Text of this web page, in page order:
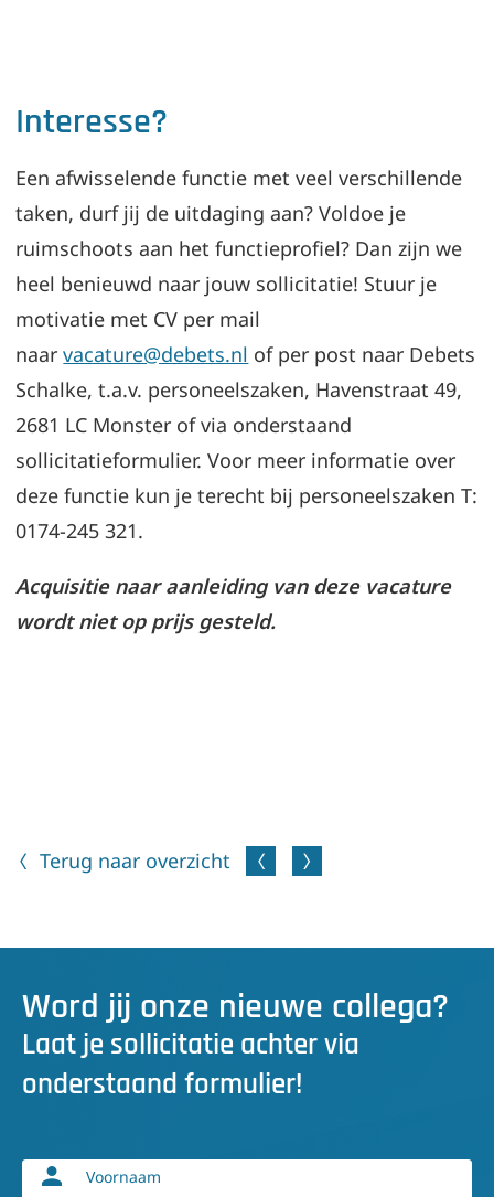
Interesse?
Een afwisselende functie met veel verschillende
taken, durf jij de uitdaging aan? Voldoe je
ruimschoots aan het functieprofiel? Dan zijn we
heel benieuwd naar jouw sollicitatie! Stuur je
motivatie met CV per mail
naarvacature@debets.nl of per post naar Debets
Schalke, t.a.v. personeelszaken, Havenstraat 49,
2681 LC Monster of via onderstaand
sollicitatieformulier. Voor meer informatie over
deze functie kun je terecht bij personeelszaken T:
0174-245 321.
Acquisitie naar aanleiding van deze vacature
wordt niet op prijs gesteld.
Terug naar overzicht
Word jij onze nieuwe collega?
Laat je sollicitatie achter via
onderstaand formulier!
Voornaam